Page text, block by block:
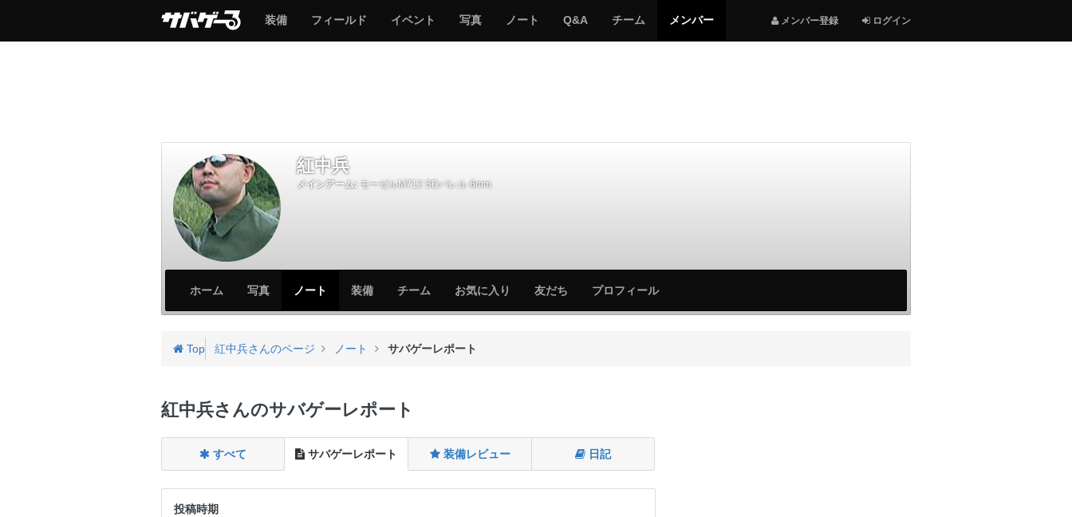
メンバー登録 ログイン
サ
装備
サ
フィールド
サ
イベント
み
写真
み
ノート
サ
Q&A
サ
チーム
サ
メンバー
紅中兵
メインアーム: モーゼルM712 SDバレル 6mm
ホーム
サ
写真
サ
ノート
サ
装備
サ
チーム お気に入り 友だち プロフィール
Top 紅中兵さんのページ ノート サバゲーレポート
紅中兵さんのサバゲーレポート
すべて サバゲーレポート 装備レビュー 日記
投稿時期